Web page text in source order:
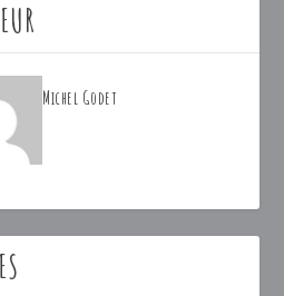
Michel Godet